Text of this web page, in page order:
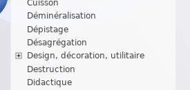
Cuisson
Déminéralisation
Dépistage
Désagrégation
Design, décoration, utilitaire
Destruction
Didactique